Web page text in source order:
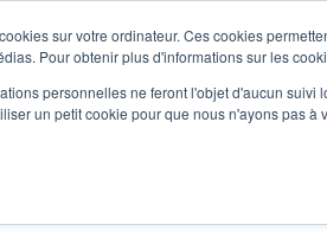
sur votre ordinateur. Ces cookies
Pour obtenir plus d'informations sur les
personnelles ne feront l'objet d'aucun
un petit cookie pour que nous n'ayons pas à
Le podcast